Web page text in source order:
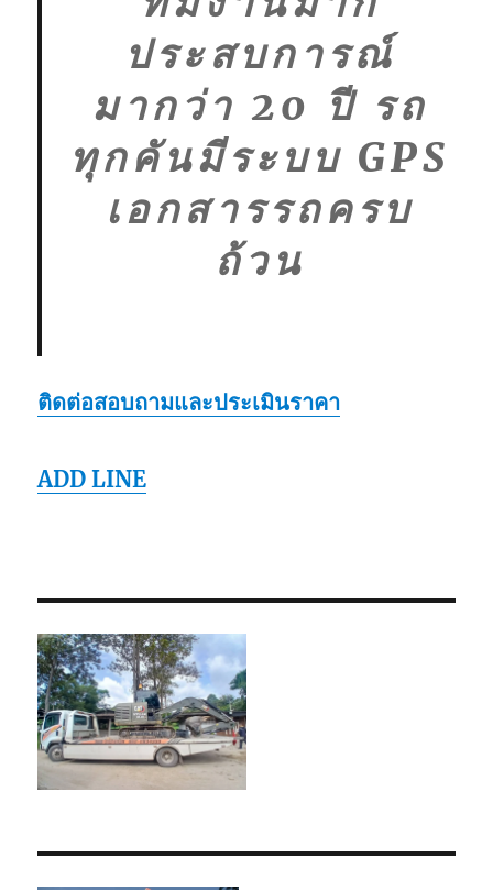
ประสบการณ์
มากว่า 20 ปี รถ
ทุกคันมีระบบ GPS
เอกสารรถครบ
ถ้วน
ติดต่อสอบถามและประเมินราคา
ADD LINE